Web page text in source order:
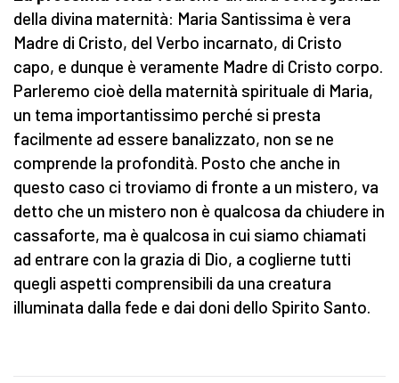
della divina maternità: Maria Santissima è vera
Madre di Cristo, del Verbo incarnato, di Cristo
capo, e dunque è veramente Madre di Cristo corpo.
Parleremo cioè della maternità spirituale di Maria,
un tema importantissimo perché si presta
facilmente ad essere banalizzato, non se ne
comprende la profondità. Posto che anche in
questo caso ci troviamo di fronte a un mistero, va
detto che un mistero non è qualcosa da chiudere in
cassaforte, ma è qualcosa in cui siamo chiamati
ad entrare con la grazia di Dio, a coglierne tutti
quegli aspetti comprensibili da una creatura
illuminata dalla fede e dai doni dello Spirito Santo.